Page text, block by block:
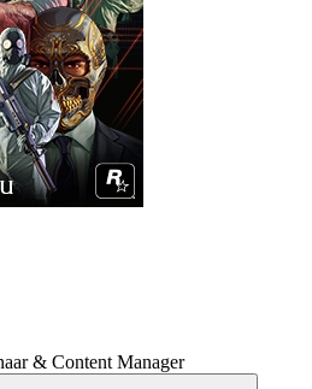
& Content Manager